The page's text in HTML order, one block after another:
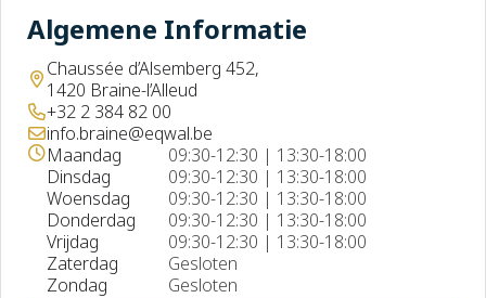
−
Algemene Informatie
Chaussée d’Alsemberg 452,
1420 Braine-l’Alleud
+32 2 384 82 00
info.braine@eqwal.be
Maandag
09:30-12:30 | 13:30-18:00
Dinsdag
09:30-12:30 | 13:30-18:00
Woensdag
09:30-12:30 | 13:30-18:00
Donderdag
09:30-12:30 | 13:30-18:00
Vrijdag
09:30-12:30 | 13:30-18:00
Zaterdag
Gesloten
Zondag
Gesloten